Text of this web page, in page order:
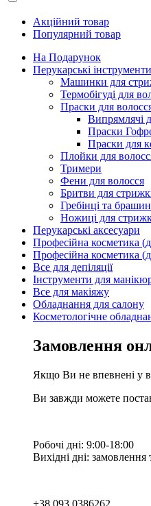
Акційний товар
Популярний товар
На Подарунок
Перукарські інструменти
Машинки для
Термобігуді для
Праски для
Випрямлячі
Праски
Праски для
Плойки для
Тримери
Фени для волосся
Бритви для
Гребінці та
Ножиці для
Перукарські аксесуари
Професійна косметика
Професійна косметика
Все для депіляції
Інструменти для
Все для макіяжу
Обладнання для салону
Косметологічне
Замовлення
Якщо Ви не впевнені у
Ви завжди можете
Робочі дні: 9:00-18:00
Вихідні дні: замовлення
+38 093 0386262